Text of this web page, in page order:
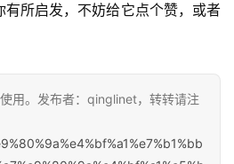
有所启发，不妨给它点个赞，或者
用。发布者：qinglinet，转转请注